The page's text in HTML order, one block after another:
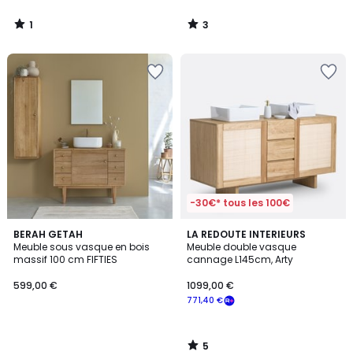
1
/
3
/
BERAH GETAH
Meuble sous vasque en bois
massif 100 cm FIFTIES
599,00 €
-30€* tous les 100€
LA REDOUTE INTERIEURS
Meuble double vasque
cannage L145cm, Arty
771,40 €
1099,00 €
5
/
5
5
/